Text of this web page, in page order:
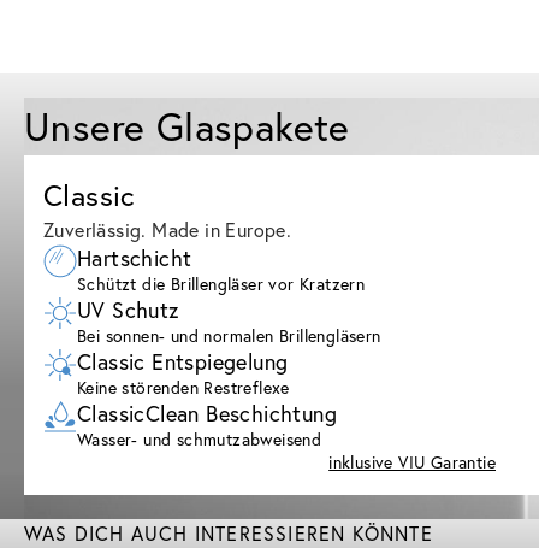
Unsere Glaspakete
Classic
Zuverlässig. Made in Europe.
Hartschicht
Schützt die Brillengläser vor Kratzern
UV Schutz
Bei sonnen- und normalen Brillengläsern
Classic Entspiegelung
Keine störenden Restreflexe
ClassicClean Beschichtung
Wasser- und schmutzabweisend
inklusive VIU Garantie
WAS DICH AUCH INTERESSIEREN KÖNNTE